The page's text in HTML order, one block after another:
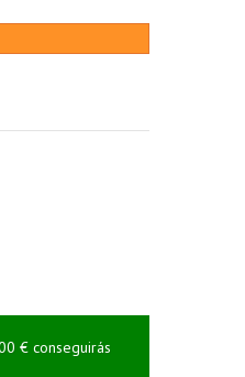
€ conseguirás